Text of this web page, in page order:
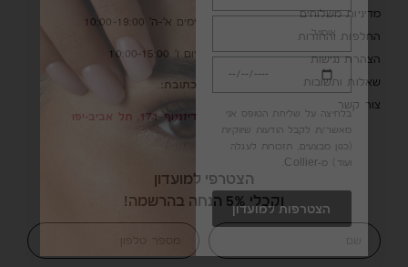
מדיניות משלוחים
החלפות והחזרות
הצהרת נגישות
שאלות ותשובות
צור קשר
ימים א’-ה’ 10:00-19:00
יום ו’ 10:00-15:00
כתובת:
דיזנגוף 171, תל אביב-יפו
הצטרפי למועדון
וקבלי 5% הנחה בהרשמה!